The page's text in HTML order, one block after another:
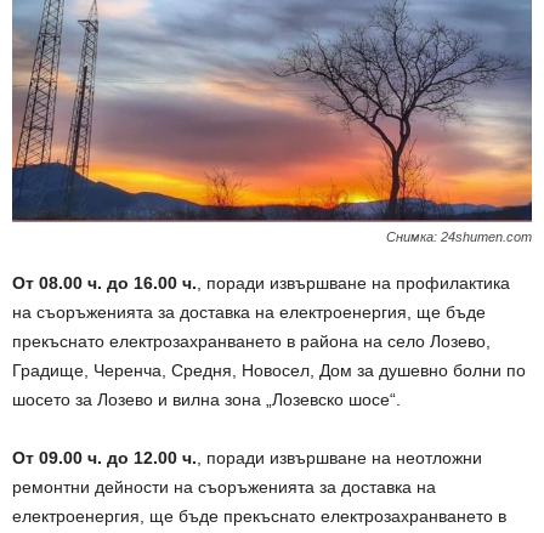
Снимка: 24shumen.com
От 08.00 ч. до 16.00 ч. , поради извършване на профилактика
на съоръженията за доставка на електроенергия, ще бъде
прекъснато електрозахранването в района на село Лозево,
Градище, Черенча, Средня, Новосел, Дом за душевно болни по
шосето за Лозево и вилна зона „Лозевско шосе“.
От 09.00 ч. до 12.00 ч. , поради извършване на неотложни
ремонтни дейности на съоръженията за доставка на
електроенергия, ще бъде прекъснато електрозахранването в